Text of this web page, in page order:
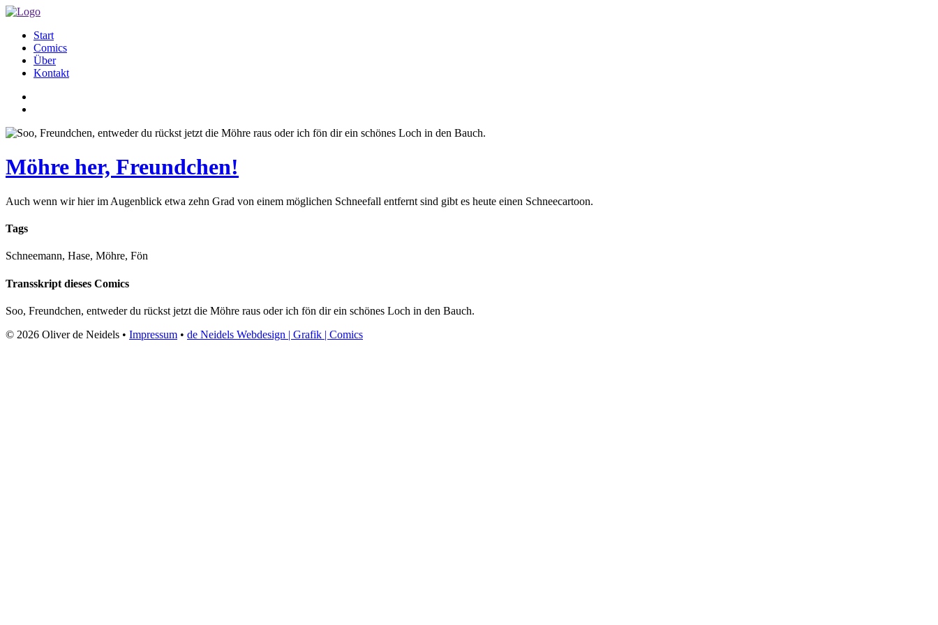
Start
Comics
Über
Kontakt
Möhre her, Freundchen!
Auch wenn wir hier im Augenblick etwa zehn Grad von einem möglichen Schneefall entfernt sind gibt es heute einen Schneecartoon.
Tags
Schneemann, Hase, Möhre, Fön
Transskript dieses Comics
Soo, Freundchen, entweder du rückst jetzt die Möhre raus oder ich fön dir ein schönes Loch in den Bauch.
© 2026 Oliver de Neidels • Impressum • de Neidels Webdesign | Grafik | Comics